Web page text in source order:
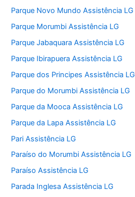
Parque Novo Mundo Assistência LG
Parque Morumbi Assistência LG
Parque Jabaquara Assistência LG
Parque Ibirapuera Assistência LG
Parque dos Principes Assistência LG
Parque do Morumbi Assistência LG
Parque da Mooca Assistência LG
Parque da Lapa Assistência LG
Pari Assistência LG
Paraíso do Morumbi Assistência LG
Paraíso Assistência LG
Parada Inglesa Assistência LG